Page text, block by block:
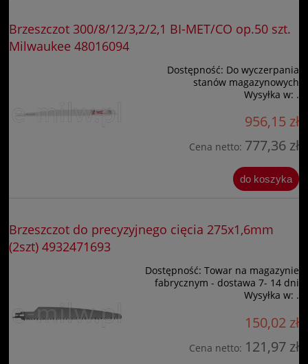
Brzeszczot 300/8/12/3,2/2,1 BI-MET/CO op.50 szt.
Milwaukee 48016094
Dostępność: Do wyczerpania
stanów magazynowych
Wysyłka w: .
956,15 zł
Cena netto: 777,36 zł
do koszyka
Brzeszczot do precyzyjnego cięcia 275x1,6mm
(2szt) 4932471693
Dostępność: Towar na magazynie
fabrycznym - dostawa 7- 14 dni
Wysyłka w: .
150,02 zł
Cena netto: 121,97 zł